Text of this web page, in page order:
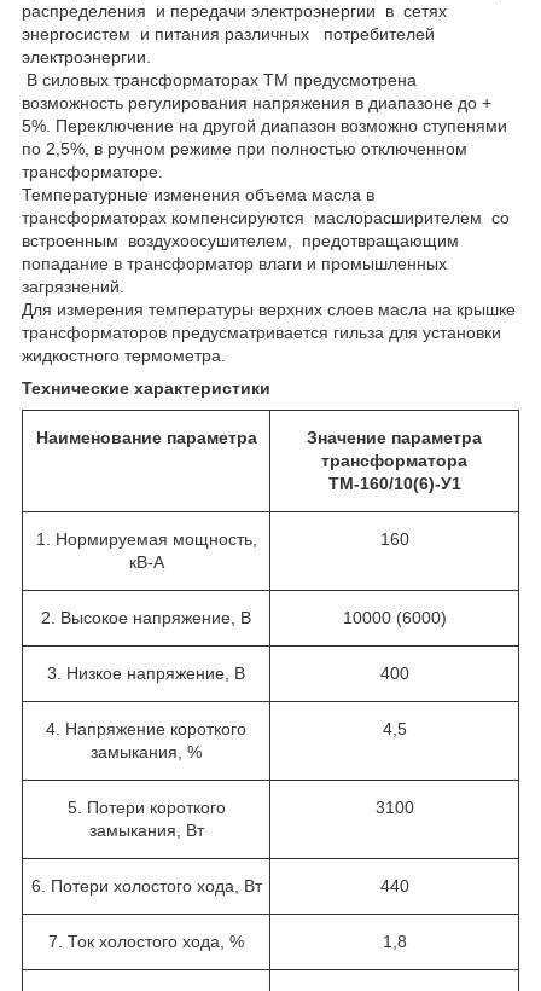
распределения и передачи электроэнергии в сетях
энергосистем и питания различных потребителей
электроэнергии.
В силовых трансформаторах ТМ предусмотрена
возможность регулирования напряжения в диапазоне до +
5%. Переключение на другой диапазон возможно ступенями
по 2,5%, в ручном режиме при полностью отключенном
трансформаторе.
Температурные изменения объема масла в
трансформаторах компенсируются маслорасширителем со
встроенным воздухоосушителем, предотвращающим
попадание в трансформатор влаги и промышленных
загрязнений.
Для измерения температуры верхних слоев масла на крышке
трансформаторов предусматривается гильза для установки
жидкостного термометра.
Технические характеристики
Наименование параметра
Значение параметра
трансформатора
ТМ-160/10(6)-У1
1. Нормируемая мощность,
кВ-А
160
2. Высокое напряжение, В 10000 (6000)
3. Низкое напряжение, В 400
4. Напряжение короткого
замыкания, %
4,5
5. Потери короткого
замыкания, Вт
3100
6. Потери холостого хода, Вт 440
7. Ток холостого хода, % 1,8